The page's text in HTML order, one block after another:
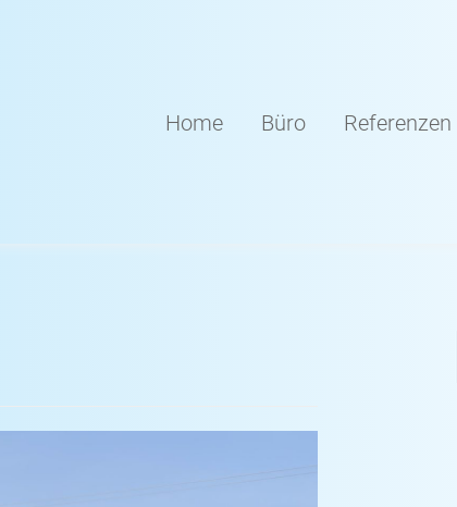
Home Büro Referenzen